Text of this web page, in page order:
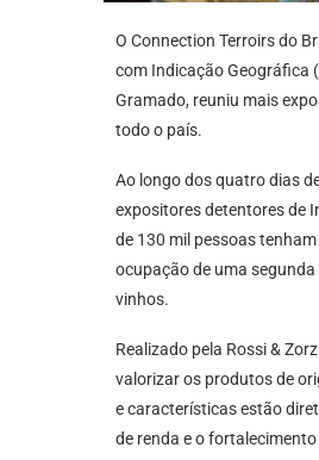
O Connection Terroirs do
com Indicação Geográfica
Gramado, reuniu mais
todo o país.
Ao longo dos quatro dias
expositores detentores de
de 130 mil pessoas
ocupação de uma
vinhos.
Realizado pela Rossi &
valorizar os produtos de
e características estão
de renda e o